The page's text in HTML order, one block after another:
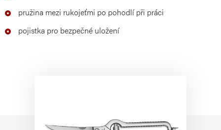
pružina mezi rukojeťmi po pohodlí při práci
pojistka pro bezpečné uložení